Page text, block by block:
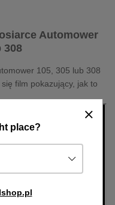
place?
Automower
308
105, 305 lub 308
film pokazujący, jak to